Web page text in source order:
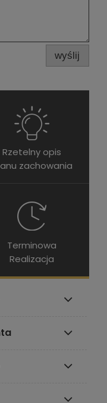
wyślij
Rzetelny opis
zachowania
Terminowa
Realizacja